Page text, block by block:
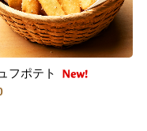
フポテト